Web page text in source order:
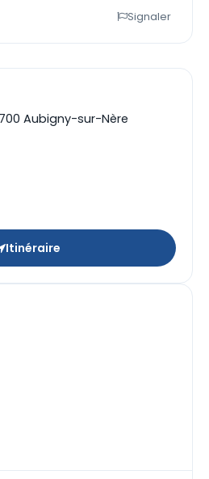
Signaler
Aubigny-sur-Nère
Itinéraire